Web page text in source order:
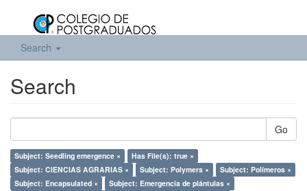
Search
Search
Go
Subject: Seedling emergence ×
Has File(s): true ×
Subject: CIENCIAS AGRARIAS ×
Subject: Polymers ×
Subject: Polímeros ×
Subject: Encapsulated ×
Subject: Emergencia de plántulas ×